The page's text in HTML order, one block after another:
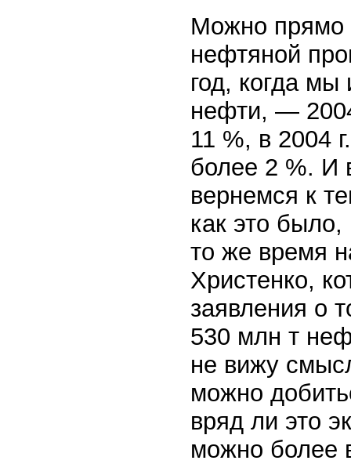
Можно прямо
нефтяной
год, когда
нефти, —
11 %, в 2004
более 2 %.
вернемся к
как это
то же время
Христенко,
заявления о
530 млн т
не вижу
можно
вряд ли это
можно более